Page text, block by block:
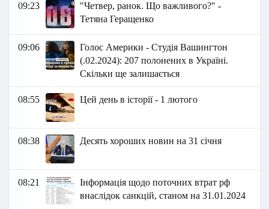
09:23
"Четвер, ранок. Що важливого?" -
Тетяна Геращенко
09:06
Голос Америки - Студія Вашингтон
(.02.2024): 207 полонених в Україні.
Скільки ще залишається
08:55 Цей день в історії - 1 лютого
08:38 Десять хороших новин на 31 січня
08:21
Інформація щодо поточних втрат рф
внаслідок санкцій, станом на 31.01.2024